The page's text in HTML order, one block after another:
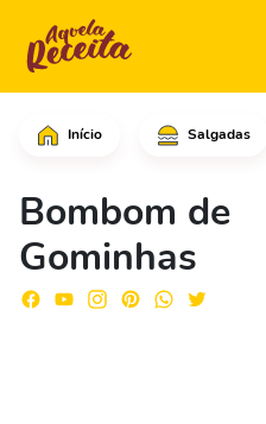
Início Salgadas
Bombom de
Gominhas
Em uma forma